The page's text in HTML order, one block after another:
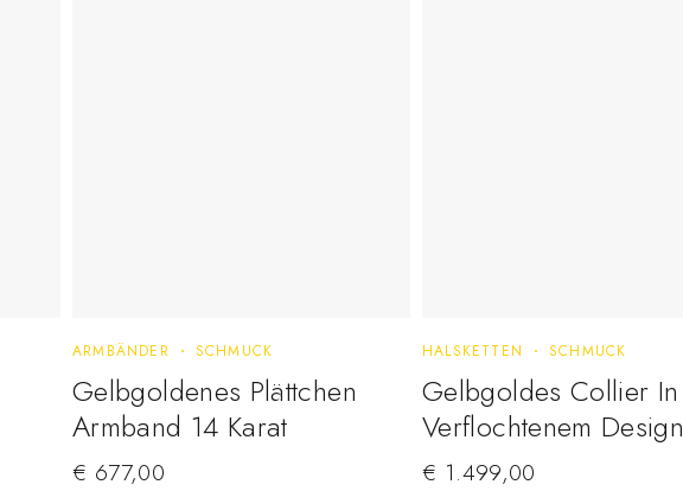
ARMBÄNDER SCHMUCK
Gelbgoldenes Plättchen
Armband 14 Karat
€ 677,00
HALSKETTEN SCHMUCK
Gelbgoldes Collier In
Verflochtenem Design
€ 1.499,00